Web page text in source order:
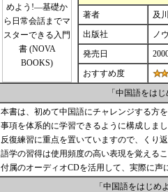
著者
及
出版社
ノ
発売日
おすすめ度
「中国語をは
本書は、初めて中国語にチャレンジする方
事項を体系的に学習できるように構成しま
反復練習に重点を置いていますので、くり
語学の習得は使用頻度の高い表現を覚える
付属のオーディオCDを活用して、実際に声
「中国語をはじ